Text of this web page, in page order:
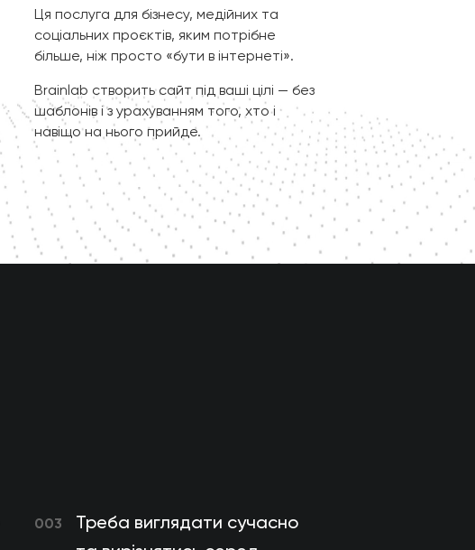
Ця послуга для бізнесу, медійних та
соціальних проєктів, яким потрібне
більше, ніж просто «бути в інтернеті».
Brainlab створить сайт під ваші цілі — без
шаблонів і з урахуванням того, хто і
навіщо на нього прийде.
003
Треба виглядати сучасно